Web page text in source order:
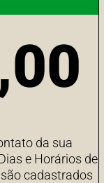
da sua
e Horários de
cadastrados